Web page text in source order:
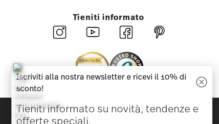
Tieniti informato
Scopri tutti i nostri brand
Bellezza e funzionalità per la tua casa
Iscriviti alla nostra newsletter e ricevi il 10% di
sconto!
Tieniti informato su novità, tendenze e
offerte speciali.